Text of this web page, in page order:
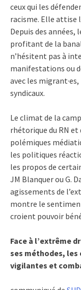
ceux qui les
racisme. Elle attise
Depuis des
profitant de la
n’hésitent pas à
manifestations ou
avec les
syndicaux.
Le climat de la
rhétorique du RN et
polémiques
les politiques
les propos de
JM Blanquer ou G.
agissements de
montre le
croient pouvoir
Face à l’extrême
ses méthodes,
vigilantes et